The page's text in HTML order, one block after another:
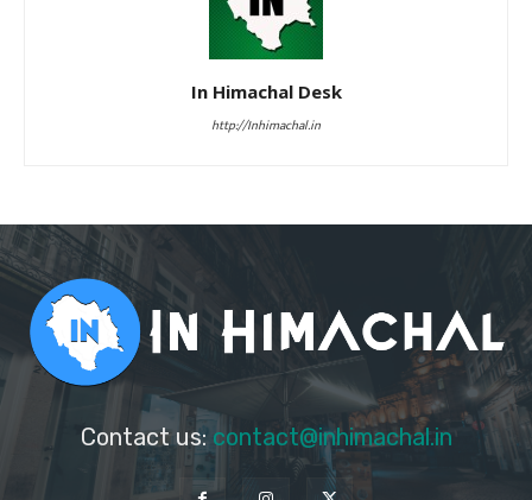
In Himachal Desk
http://Inhimachal.in
Contact us: contact@inhimachal.in